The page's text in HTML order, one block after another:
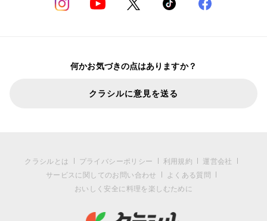
何かお気づきの点はありますか？
クラシルに意見を送る
クラシルとは プライバシーポリシー 利用規約
運営会社
サービスに関してのお問い合わせ
よくある質問
おいしく安全に料理を楽しむために